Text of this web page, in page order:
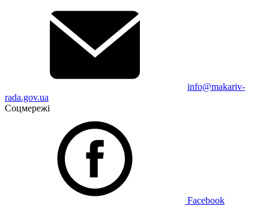
info@makariv-
rada.gov.ua
Соцмережі
Facebook